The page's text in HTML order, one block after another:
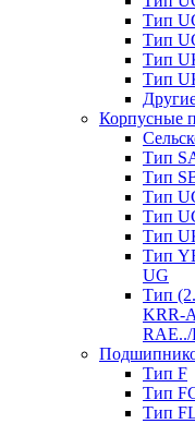
Тип
Тип
Тип
Тип
Корпусные
Тип
Тип
Тип
Тип
Тип
Тип
UG
Тип
KRR-
Тип F
Тип
Тип